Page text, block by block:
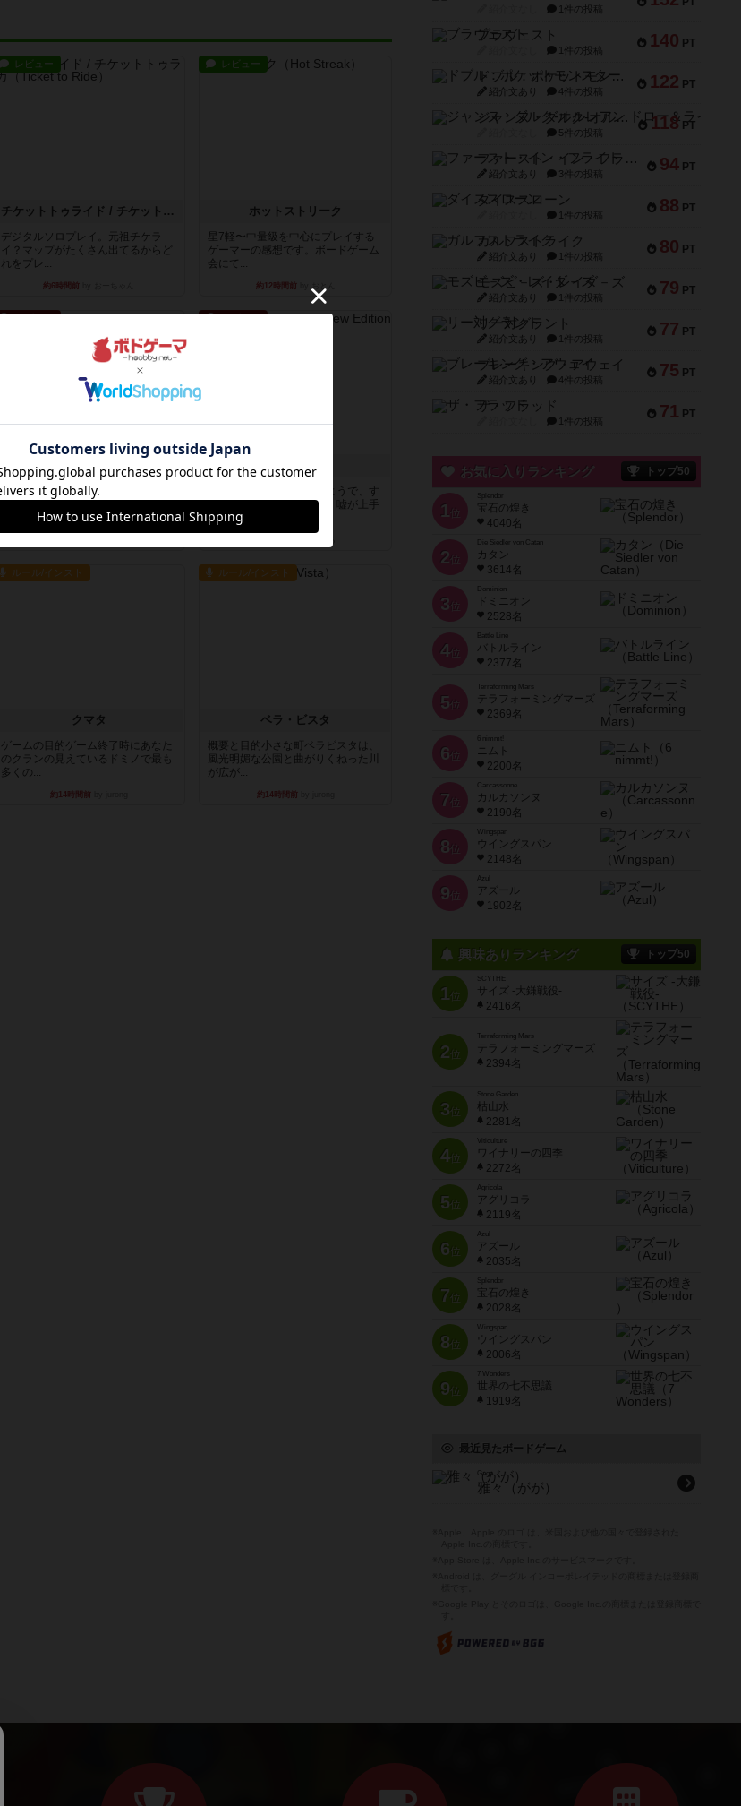
レビュー
チケットトゥライド / チケットトゥライドアメリカ
デジタルソロプレイ。元祖チケラ
イ？マップがたくさん出てるからど
れをプレ...
約6時間前
レビュー
ホットストリーク
星7軽〜中量級を中心にプレイする
ゲーマーの感想です。ボードゲーム
会にて...
約12時間前
アルゴ
アルゴがとても好きで、たぶんプレ
といっ...
タイムボム
僕はホントに嘘が下手なようで、す
ぐバレますみんなホント、嘘が上手
ですよ...
ルール/インスト
クマタ
ゲームの目的ゲーム終了時にあなた
のクランの見えているドミノで最も
多くの...
約14時間前
ルール/インスト
ベラ・ビスタ
概要と目的小さな町ベラビスタは、
風光明媚な公園と曲がりくねった川
が広が...
約14時間前
1件の投稿
140 PT
ブラヴェスト
1件の投稿
122 PT
ドブル：ポケットモンスター
紹介文あり 4件の投稿
118 PT
ジャンヌ・ダルク-オルレアン ドロー＆ライト
5件の投稿
94 PT
ファースト・イン・フライト
紹介文あり 3件の投稿
88 PT
ダイススローン
1件の投稿
80 PT
ガルフストライク
紹介文あり 1件の投稿
79 PT
モズビ－ズ・レイダ－ズ
紹介文あり 1件の投稿
77 PT
リー対グラント
紹介文あり 1件の投稿
75 PT
ブレーキング・アウェイ
紹介文あり 4件の投稿
71 PT
ザ・フラッド
1件の投稿
お気に入りランキング トップ50
1 位
宝石の煌き
4040名
2 位
Die Siedler von Catan
カタン
3614名
3 位
ドミニオン
2528名
4位
Battle Line
バトルライン
2377名
5 位
Terraforming Mars
テラフォーミングマーズ
2369名
6 位
ニムト
2200名
7 位
Carcassonne
カルカソンヌ
2190名
8 位
Wingspan
ウイングスパン
2148名
9 位
Azul
アズール
1902名
興味ありランキング トップ50
1位
SCYTHE
サイズ -大鎌戦役-
2416名
2位
Terraforming Mars
テラフォーミングマーズ
2394名
3位
Stone Garden
枯山水
2281名
4位
Viticulture
ワイナリーの四季
2272名
5位
Agricola
アグリコラ
2119名
6位
Azul
アズール
2035名
7位
宝石の煌き
2028名
8位
Wingspan
ウイングスパン
2006名
9位
7 Wonders
世界の七不思議
1919名
最近見たボードゲーム
Gaga
雅々（がが）